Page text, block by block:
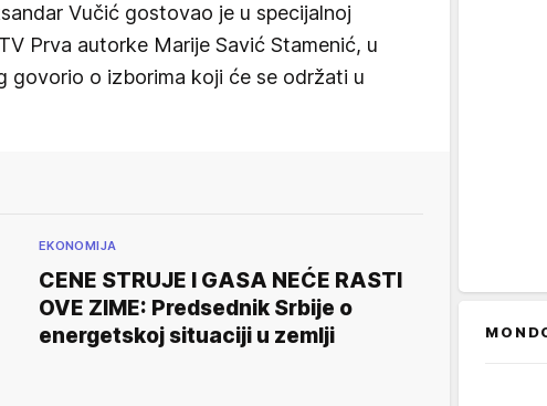
Vučić gostovao je u specijalnoj
Prva autorke Marije Savić Stamenić, u
govorio o izborima koji će se održati u
EKONOMIJA
CENE STRUJE I GASA NEĆE RASTI
OVE ZIME: Predsednik Srbije o
energetskoj situaciji u zemlji